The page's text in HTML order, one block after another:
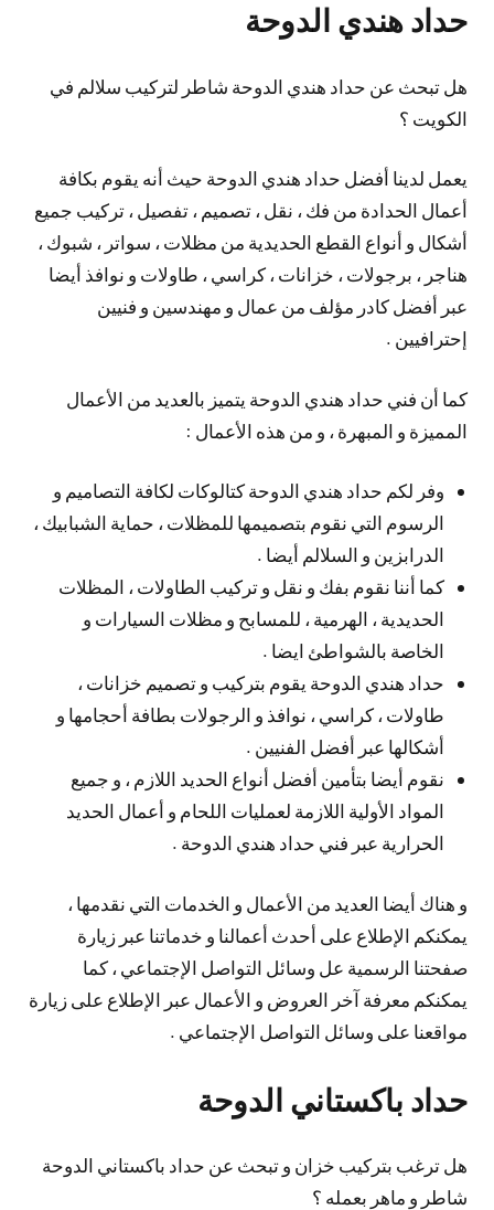
حداد هندي الدوحة
هل تبحث عن حداد هندي الدوحة شاطر لتركيب سلالم في
الكويت ؟
يعمل لدينا أفضل حداد هندي الدوحة حيث أنه يقوم بكافة
أعمال الحدادة من فك ، نقل ، تصميم ، تفصيل ، تركيب جميع
أشكال و أنواع القطع الحديدية من مظلات ، سواتر ، شبوك ،
هناجر ، برجولات ، خزانات ، كراسي ، طاولات و نوافذ أيضا
عبر أفضل كادر مؤلف من عمال و مهندسين و فنيين
إحترافيين .
كما أن فني حداد هندي الدوحة يتميز بالعديد من الأعمال
المميزة و المبهرة ، و من هذه الأعمال :
وفر لكم حداد هندي الدوحة كتالوكات لكافة التصاميم و
الرسوم التي نقوم بتصميمها للمظلات ، حماية الشبابيك ،
الدرابزين و السلالم أيضا .
كما أننا نقوم بفك و نقل و تركيب الطاولات ، المظلات
الحديدية ، الهرمية ، للمسابح و مظلات السيارات و
الخاصة بالشواطئ ايضا .
حداد هندي الدوحة يقوم بتركيب و تصميم خزانات ،
طاولات ، كراسي ، نوافذ و الرجولات بطافة أحجامها و
أشكالها عبر أفضل الفنيين .
نقوم أيضا بتأمين أفضل أنواع الحديد اللازم ، و جميع
المواد الأولية اللازمة لعمليات اللحام و أعمال الحديد
الحرارية عبر فني حداد هندي الدوحة .
و هناك أيضا العديد من الأعمال و الخدمات التي نقدمها ،
يمكنكم الإطلاع على أحدث أعمالنا و خدماتنا عبر زيارة
صفحتنا الرسمية عل وسائل التواصل الإجتماعي ، كما
يمكنكم معرفة آخر العروض و الأعمال عبر الإطلاع على زيارة
مواقعنا على وسائل التواصل الإجتماعي .
حداد باكستاني الدوحة
هل ترغب بتركيب خزان و تبحث عن حداد باكستاني الدوحة
شاطر و ماهر بعمله ؟